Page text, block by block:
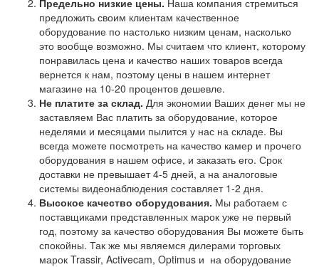
Предельно низкие цены. Наша компания стремиться
предложить своим клиентам качественное
оборудование по настолько низким ценам, насколько
это вообще возможно. Мы считаем что клиент, которому
понравилась цена и качество наших товаров всегда
вернется к нам, поэтому цены в нашем интернет
магазине на 10-20 процентов дешевле.
Не платите за склад. Для экономии Ваших денег мы не
заставляем Вас платить за оборудование, которое
неделями и месяцами пылится у нас на складе. Вы
всегда можете посмотреть на качество камер и прочего
оборудования в нашем офисе, и заказать его. Срок
доставки не превышает 4-5 дней, а на аналоговые
системы видеонаблюдения составляет 1-2 дня.
Высокое качество оборудования. Мы работаем с
поставщиками представленных марок уже не первый
год, поэтому за качество оборудования Вы можете быть
спокойны. Так же мы являемся дилерами торговых
марок Trassir, Activecam, Optimus и на оборудование